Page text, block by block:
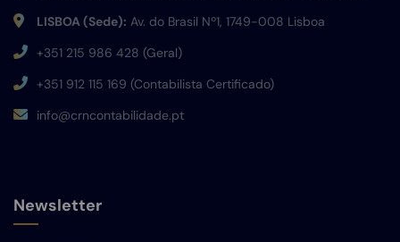
LISBOA (Sede): Av. do Brasil Nº1, 1749-008 Lisboa
+351 215 986 428 (Geral)
+351 912 115 169 (Contabilista Certificado)
info@crncontabilidade.pt
Newsletter